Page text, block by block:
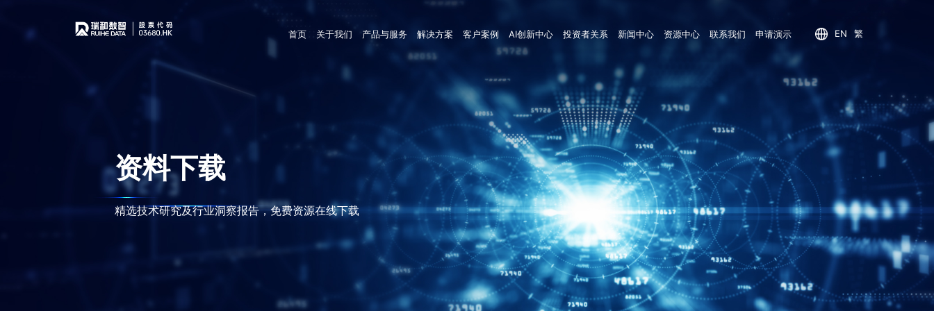
首页 关于我们 产品与服务 解决方案 客户案例 AI创新中心 投资者关系 新闻中心 资源中心 联系我们 申请演示 EN 繁
资料下载
精选技术研究及行业洞察报告，免费资源在线下载